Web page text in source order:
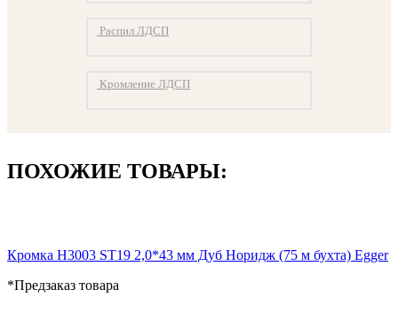
Распил ЛДСП
Кромление ЛДСП
ПОХОЖИЕ ТОВАРЫ:
Кромка H3003 ST19 2,0*43 мм Дуб Норидж (75 м бухта) Egger
*Предзаказ товара